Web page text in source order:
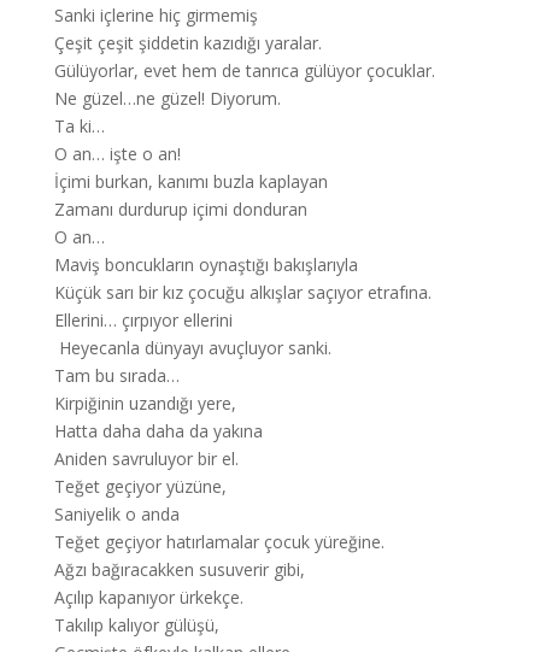
Sanki içlerine hiç girmemiş
Çeşit çeşit şiddetin kazıdığı yaralar.
Gülüyorlar, evet hem de tanrıca gülüyor çocuklar.
Ne güzel…ne güzel! Diyorum.
Ta ki…
O an… işte o an!
İçimi burkan, kanımı buzla kaplayan
Zamanı durdurup içimi donduran
O an…
Maviş boncukların oynaştığı bakışlarıyla
Küçük sarı bir kız çocuğu alkışlar saçıyor etrafına.
Ellerini… çırpıyor ellerini
Heyecanla dünyayı avuçluyor sanki.
Tam bu sırada…
Kirpiğinin uzandığı yere,
Hatta daha daha da yakına
Aniden savruluyor bir el.
Teğet geçiyor yüzüne,
Saniyelik o anda
Teğet geçiyor hatırlamalar çocuk yüreğine.
Ağzı bağıracakken susuverir gibi,
Açılıp kapanıyor ürkekçe.
Takılıp kalıyor gülüşü,